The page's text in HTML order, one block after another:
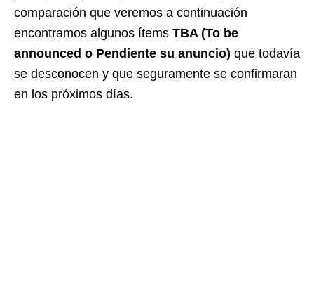
comparación que veremos a continuación
encontramos algunos ítems TBA (To be
announced o Pendiente su anuncio) que todavía
se desconocen y que seguramente se confirmaran
en los próximos días.